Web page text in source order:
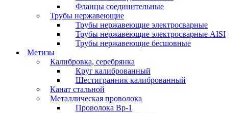
Фланцы соединительные
Трубы нержавеющие
Трубы нержавеющие электросварные
Трубы нержавеющие электросварные AISI
Трубы нержавеющие бесшовные
Метизы
Калибровка, серебрянка
Круг калиброванный
Шестигранник калиброванный
Канат стальной
Металлическая проволока
Проволока Вр-1